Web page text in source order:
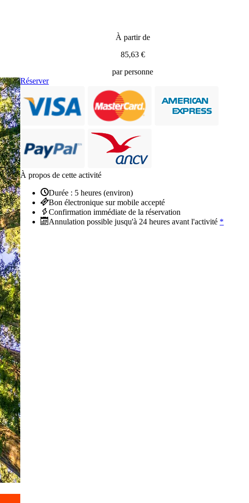
À partir de
85,63 €
par personne
Réserver
À propos de cette activité
Durée : 5 heures (environ)
Bon électronique sur mobile accepté
Confirmation immédiate de la réservation
Annulation possible jusqu'à 24 heures avant l'activité *